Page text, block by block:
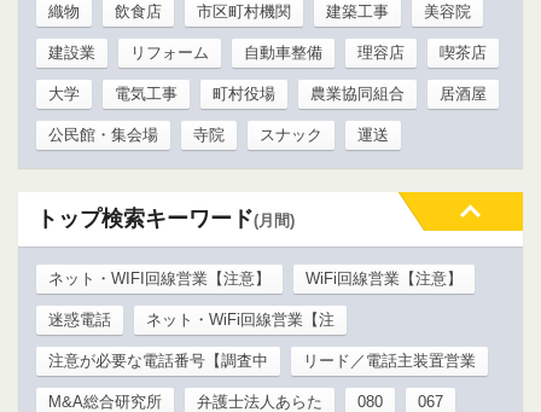
織物 飲食店 市区町村機関 建築工事 美容院
建設業 リフォーム 自動車整備 理容店 喫茶店
大学 電気工事 町村役場 農業協同組合 居酒屋
公民館・集会場 寺院 スナック 運送
トップ検索キーワード(月間)
ネット・WIFI回線営業【注意】 WiFi回線営業【注意】
迷惑電話 ネット・WiFi回線営業【注
注意が必要な電話番号【調査中 リード／電話主装置営業
M&A総合研究所 弁護士法人あらた 080 067